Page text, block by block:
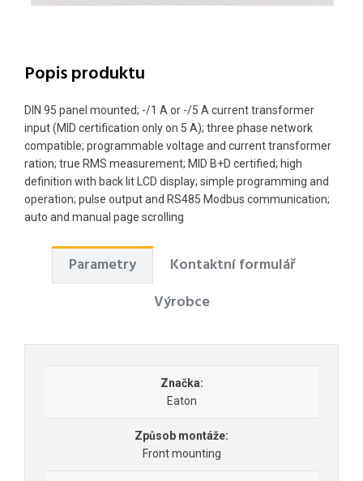
Popis produktu
DIN 95 panel mounted; -/1 A or -/5 A current transformer
input (MID certification only on 5 A); three phase network
compatible; programmable voltage and current transformer
ration; true RMS measurement; MID B+D certified; high
definition with back lit LCD display; simple programming and
operation; pulse output and RS485 Modbus communication;
auto and manual page scrolling
Parametry
Kontaktní formulář
Výrobce
Značka:
Eaton
Způsob montáže:
Front mounting